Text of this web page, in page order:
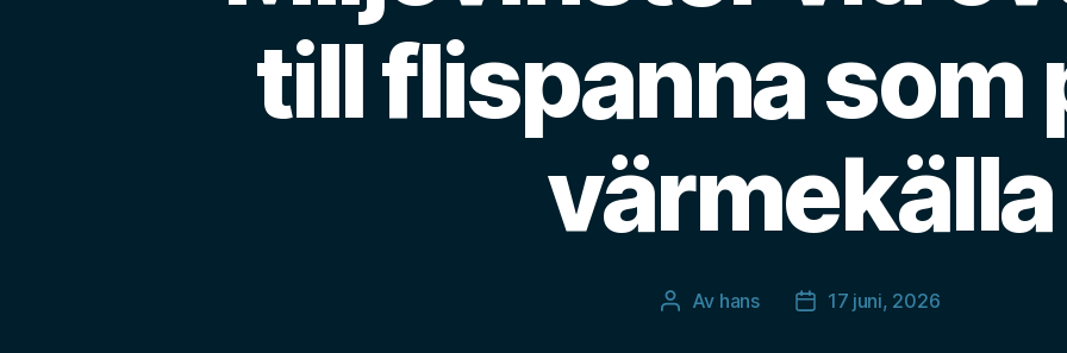
till flispanna som
värmekälla
Inläggsförfattare
Av hans Inläggsdatum
17 juni, 2026